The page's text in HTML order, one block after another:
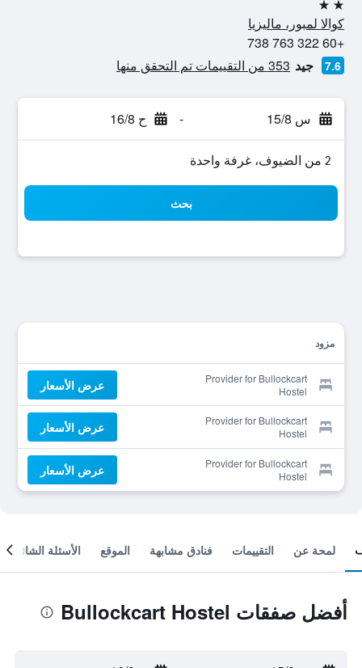
2 نجمتين
كوالا لمبور، ماليزيا
+60 322 763 738
7.6 جيد 353 من التقييمات تم التحقق منها
س 15/8 - ح 16/8
2 من الضيوف، غرفة واحدة
بحث
مزود
Provider for Bullockcart
Hostel
عرض الأسعار
Provider for Bullockcart
Hostel
عرض الأسعار
Provider for Bullockcart
Hostel
عرض الأسعار
لمحة عن التقييمات فنادق مشابهة الموقع الأسئلة الشائعة
أفضل صفقات Bullockcart Hostel